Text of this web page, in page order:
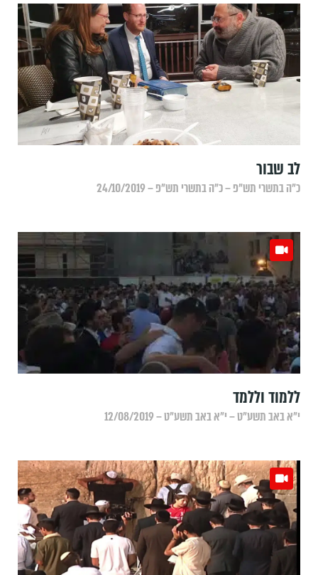
לב שבור
כ״ה בתשרי תש״פ – כ״ה בתשרי תש״פ – 24/10/2019
ללמוד וללמד
י״א באב תשע״ט – י״א באב תשע״ט – 12/08/2019